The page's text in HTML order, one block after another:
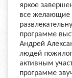
яркое
все желающие
программе
Андрей
людей
активным
программе